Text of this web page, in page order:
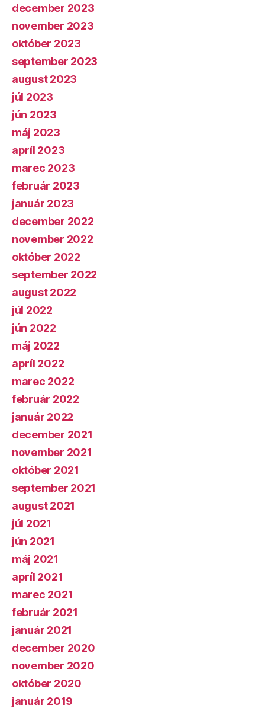
december 2023
november 2023
október 2023
september 2023
august 2023
júl 2023
jún 2023
máj 2023
apríl 2023
marec 2023
február 2023
január 2023
december 2022
november 2022
október 2022
september 2022
august 2022
júl 2022
jún 2022
máj 2022
apríl 2022
marec 2022
február 2022
január 2022
december 2021
november 2021
október 2021
september 2021
august 2021
júl 2021
jún 2021
máj 2021
apríl 2021
marec 2021
február 2021
január 2021
december 2020
november 2020
október 2020
január 2019